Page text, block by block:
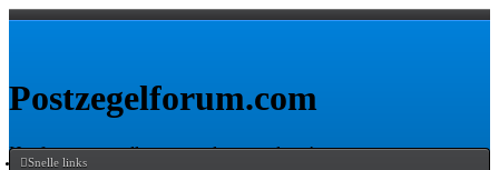
Postzegelforum.com
Het forum voor alle postzegelverzamelaars!
Snelle links